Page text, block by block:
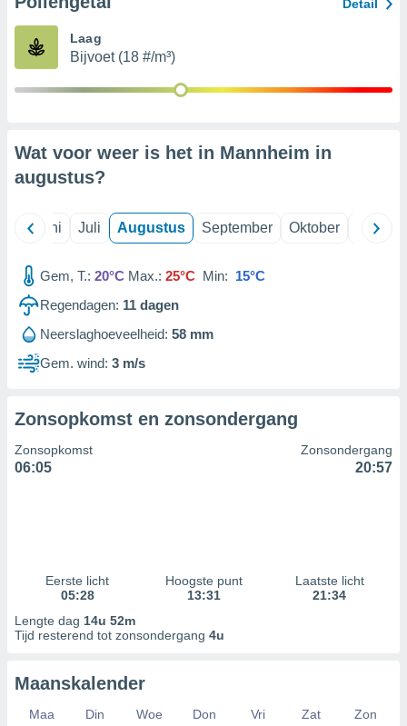
partners
Detail
Laag
Bijvoet (18 #/m³)
Wat voor weer is het in Mannheim in
augustus?
Juni Juli Augustus September Oktober
Gem, T.: 20°C Max.: 25°C Min: 15°C
Regendagen: 11 dagen
Neerslaghoeveelheid: 58 mm
Gem. wind: 3 m/s
Zonsopkomst en zonsondergang
Zonsopkomst
06:05
Zonsondergang
20:57
Eerste licht
05:28
Hoogste punt
13:31
Laatste licht
21:34
Lengte dag 14u 52m
Tijd resterend tot zonsondergang 4u
Maanskalender
Maa Din Woe Don Vri Zat
Zon